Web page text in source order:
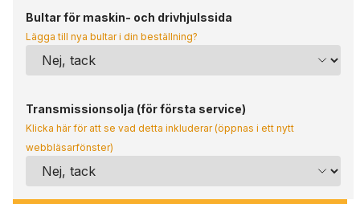
Bultar för maskin- och drivhjulssida
Lägga till nya bultar i din beställning?
Transmissionsolja (för första service)
Klicka här för att se vad detta inkluderar (öppnas i ett nytt
webbläsarfönster)